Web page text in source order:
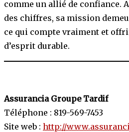
comme un allié de confiance.
des chiffres, sa mission
ce qui compte vraiment et
d’esprit durable.
Assurancia Groupe Tardif
Téléphone : 819-569-7453
Site web : http://